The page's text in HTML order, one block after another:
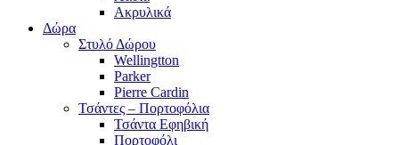
Ακρυλικά
Δώρα
Στυλό Δώρου
Wellingtton
Parker
Pierre Cardin
Τσάντες – Πορτοφόλια
Τσάντα Εφηβική
Πορτοφόλι